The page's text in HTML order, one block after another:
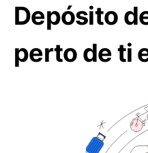
Depósito
perto de ti